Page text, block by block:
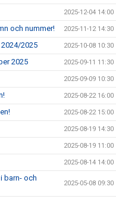
2025-12-04 14:00
och nummer! 2025-11-12 14:30
2025 2025-10-08 10:30
2025 2025-09-11 11:30
2025-09-09 10:30
2025-08-22 16:00
2025-08-22 15:00
2025-08-19 14:30
2025-08-19 11:00
2025-08-14 14:00
barn- och
2025-05-08 09:30